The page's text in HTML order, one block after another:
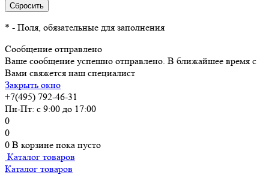
* - Поля, обязательные для заполнения
Сообщение отправлено
Ваше сообщение успешно отправлено. В ближайшее время с
Вами свяжется наш специалист
Закрыть окно
+7(495) 792-46-31
Пн-Пт: с 9:00 до 17:00
0
0
0 В корзине пока пусто
Каталог товаров
Каталог товаров